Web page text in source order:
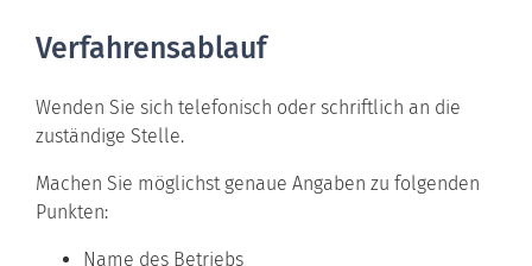
Verfahrensablauf
Wenden Sie sich telefonisch oder schriftlich an die
zuständige Stelle.
Machen Sie möglichst genaue Angaben zu folgenden
Punkten:
Name des Betriebs